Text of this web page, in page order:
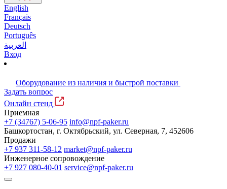
English
Français
Deutsch
Português
العربية
Вход
Оборудование из наличия и быстрой поставки
Задать вопрос
Онлайн стенд
Приемная
+7 (34767) 5-06-95 info@npf-paker.ru
Башкортостан, г. Октябрьский, ул. Северная, 7, 452606
Продажи
+7 937 311-58-12 market@npf-paker.ru
Инженерное сопровождение
+7 927 080-40-01 service@npf-paker.ru